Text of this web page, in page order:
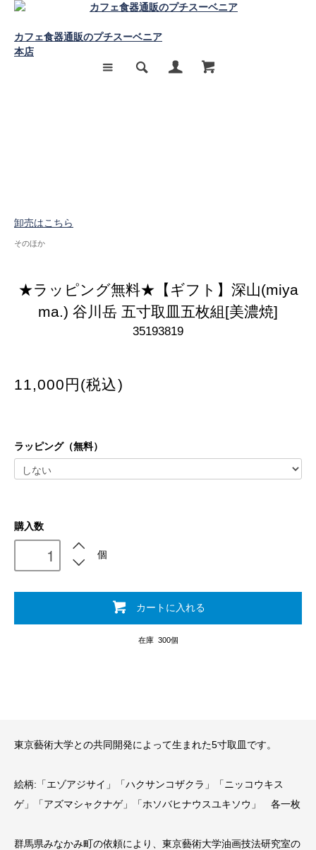
カフェ食器通販のプチスーベニア
本店
卸売はこちら
そのほか
★ラッピング無料★【ギフト】深山(miya
ma.) 谷川岳 五寸取皿五枚組[美濃焼]
35193819
11,000円(税込)
ラッピング（無料）
購入数
個
カートに入れる
在庫 300個
東京藝術大学との共同開発によって生まれた5寸取皿です。
絵柄:「エゾアジサイ」「ハクサンコザクラ」「ニッコウキス
ゲ」「アズマシャクナゲ」「ホソバヒナウスユキソウ」 各一枚
群馬県みなかみ町の依頼により、東京藝術大学油画技法研究室の